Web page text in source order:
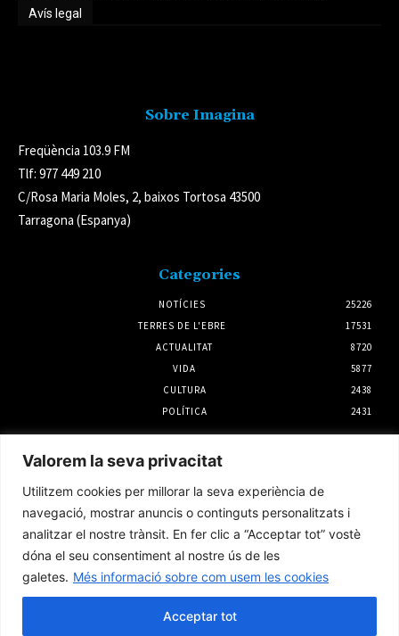
Valorem la seva privacitat
Utilitzem cookies per millorar la seva experiència de
navegació, mostrar anuncis o continguts personalitzats i
analitzar el nostre trànsit. En fer clic a “Acceptar tot” vostè
dóna el seu consentiment al nostre ús de les
galetes. Més informació sobre com usem les cookies
Acceptar tot
Avís legal
Sobre Imagina
Freqüència 103.9 FM
Tlf: 977 449 210
C/Rosa Maria Moles, 2, baixos Tortosa 43500
Tarragona (Espanya)
Categories
NOTÍCIES
25226
TERRES DE L'EBRE
17531
ACTUALITAT
8720
VIDA
5877
CULTURA
2438
POLÍTICA
2431
SomRuralitats invertirà 3 milions d’euros
per impulsar la repoblació i la silvopastura a
les Terres de l’Ebre
6 agost 2026
Quina canya, la canya
3 agost 2026